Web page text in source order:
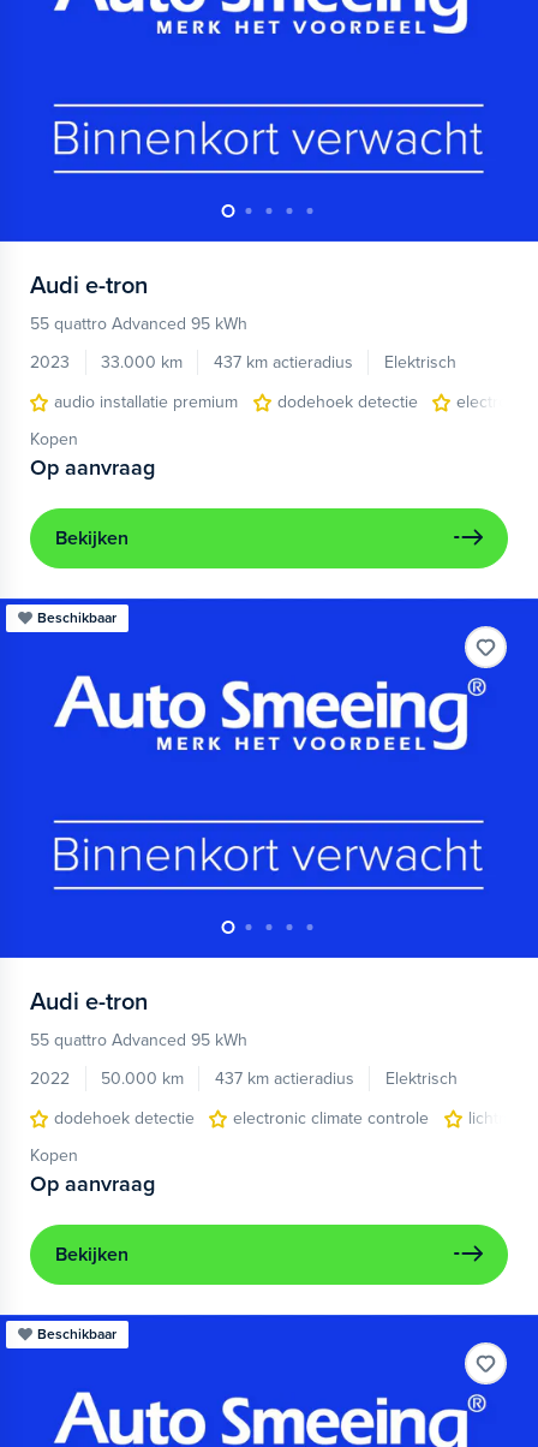
Audi e-tron
55 quattro Advanced 95 kWh
2023
33.000 km 437 km actieradius
Elektrisch
audio installatie premium
dodehoek detectie
electronic
Kopen
Op aanvraag
Bekijken
Beschikbaar
Audi e-tron
55 quattro Advanced 95 kWh
2022
50.000 km 437 km actieradius
Elektrisch
dodehoek detectie
electronic climate controle
Kopen
Op aanvraag
Bekijken
Beschikbaar